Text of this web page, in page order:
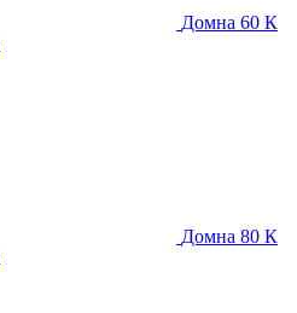
Домна 60 К
Домна 80 К